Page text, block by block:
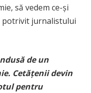
să vedem ce-și
potrivit jurnalistului
de un
Cetățenii devin
pentru